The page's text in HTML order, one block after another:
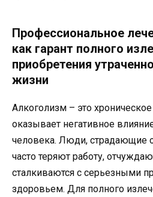
Профессиональное
как гарант полного
приобретения
жизни
Алкоголизм – это
оказывает негативное
человека. Люди, страдающие
часто теряют работу,
сталкиваются с серьезными
здоровьем. Для полного